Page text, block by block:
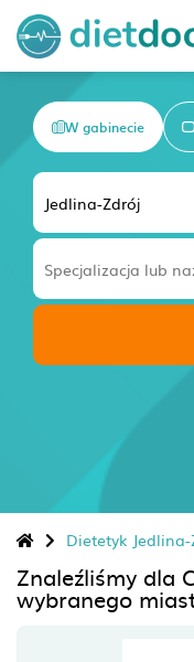
W gabinecie
Dietetyk
Znaleźliśmy dla
wybranego